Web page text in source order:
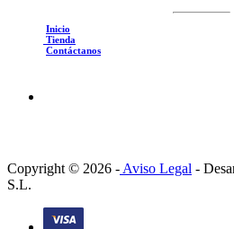
Inicio
Tienda
Contáctanos
Copyright © 2026 - Aviso Legal -
S.L.